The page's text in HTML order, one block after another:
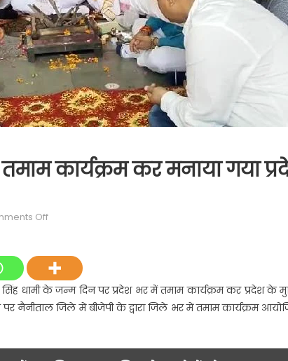
तमाम कार्यक्रम कर मनाया गया
Offon
सहित
हल्द्वानी
में
तमाम
सिंह धामी के जन्म दिन पर प्रदेश भर में तमाम कार्यक्रम कर प्रदेश के
नैनीताल जिले में बीजेपी के द्वारा जिले भर में तमाम कार्यक्रम